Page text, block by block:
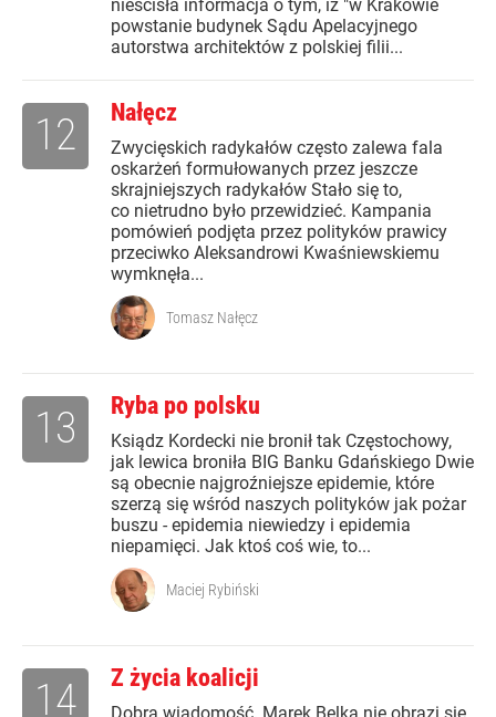
nieścisła informacja o tym, iż "w Krakowie
powstanie budynek Sądu Apelacyjnego
autorstwa architektów z polskiej filii...
Nałęcz
Zwycięskich radykałów często zalewa fala
oskarżeń formułowanych przez jeszcze
skrajniejszych radykałów Stało się to,
co nietrudno było przewidzieć. Kampania
pomówień podjęta przez polityków prawicy
przeciwko Aleksandrowi Kwaśniewskiemu
wymknęła...
12
Tomasz Nałęcz
Ryba po polsku
Ksiądz Kordecki nie bronił tak Częstochowy,
jak lewica broniła BIG Banku Gdańskiego Dwie
są obecnie najgroźniejsze epidemie, które
szerzą się wśród naszych polityków jak pożar
buszu - epidemia niewiedzy i epidemia
niepamięci. Jak ktoś coś wie, to...
13
Maciej Rybiński
Z życia koalicji
14